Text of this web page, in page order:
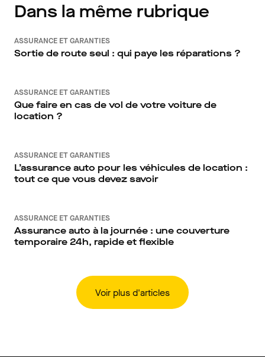
Dans la même rubrique
ASSURANCE ET GARANTIES
Sortie de route seul : qui paye les réparations ?
ASSURANCE ET GARANTIES
Que faire en cas de vol de votre voiture de
location ?
ASSURANCE ET GARANTIES
L’assurance auto pour les véhicules de location :
tout ce que vous devez savoir
ASSURANCE ET GARANTIES
Assurance auto à la journée : une couverture
temporaire 24h, rapide et flexible
Voir plus d'articles